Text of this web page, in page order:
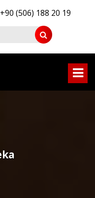
+90 (506) 188 20 19